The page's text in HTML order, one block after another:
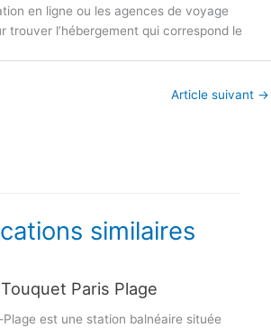
en ligne ou les agences de voyage
trouver l’hébergement qui correspond le
Article suivant →
similaires
Paris Plage
est une station balnéaire située